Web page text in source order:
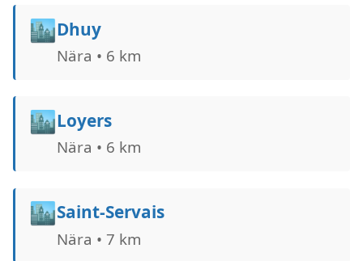
🏙️Dhuy
Nära • 6 km
🏙️Loyers
Nära • 6 km
🏙️Saint-Servais
Nära • 7 km